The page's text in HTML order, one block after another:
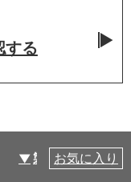
する
製品仕様
お気に入り